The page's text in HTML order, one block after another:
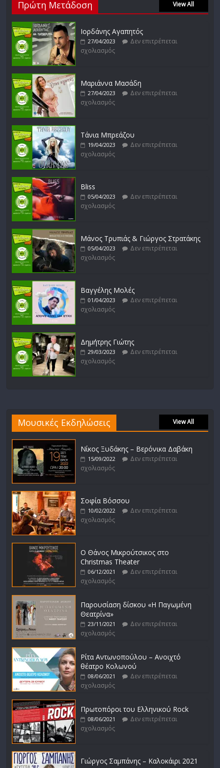
27/01/2023
σχολιασμός
Απόστολος Ρίζος
σχολιασμός
σχολιασμός
Πρώτη Μετάδοση View All
Ιορδάνης Αγαπητός
27/04/2023
Δεν επιτρέπεται
σχολιασμός
Μαριάννα Μασάδη
27/04/2023
Δεν επιτρέπεται
σχολιασμός
Τάνια Μπρεάζου
19/04/2023
Δεν επιτρέπεται
σχολιασμός
Bliss
05/04/2023
Δεν επιτρέπεται
σχολιασμός
Μάνος Τρυπιάς & Γιώργος Στρατάκης
05/04/2023
Δεν επιτρέπεται
σχολιασμός
Βαγγέλης Μολές
01/04/2023
Δεν επιτρέπεται
σχολιασμός
Δημήτρης Γιώτης
29/03/2023
Δεν επιτρέπεται
σχολιασμός
Μουσικές Εκδηλώσεις View All
Νίκος Ξυδάκης – Βερόνικα Δαβάκη
15/09/2022
Δεν επιτρέπεται
σχολιασμός
Σοφία Βόσσου
10/02/2022
Δεν επιτρέπεται
σχολιασμός
Ο Θάνος Μικρούτσικος στο
Christmas Theater
06/12/2021
Δεν επιτρέπεται
σχολιασμός
Παρουσίαση δίσκου «Η Παγωμένη
Θεατρίνα»
23/11/2021
Δεν επιτρέπεται
σχολιασμός
Ρίτα Αντωνοπούλου – Ανοιχτό
θέατρο Κολωνού
08/06/2021
Δεν επιτρέπεται
σχολιασμός
Πρωτοπόροι του Ελληνικού Rock
08/06/2021
Δεν επιτρέπεται
σχολιασμός
Γιώργος Σαμπάνης – Καλοκάιρι 2021